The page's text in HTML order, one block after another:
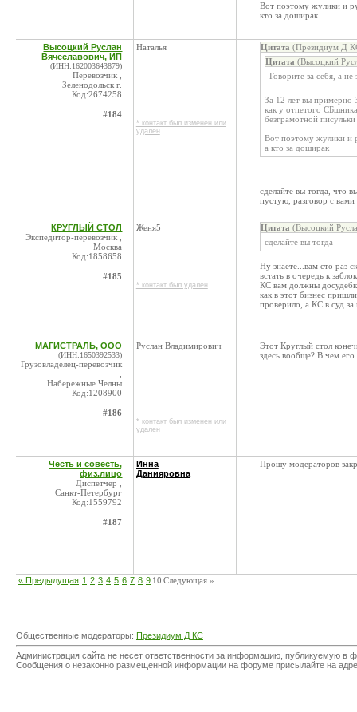
Вот поэтому жулики и
кто за доширак
Высоцкий Руслан
Вячеславович, ИП
(ИНН:162003643879)
Перевозчик ,
Зеленодольск г.
Код:2674258
#184
Наталья
* контакт был изменен или
удален
Цитата (Президиум Д
Цитата (Высоцкий
Говорите за себя, а
За 12 лет вы примерно
как у отпетого
безграмотной
Вот поэтому жулики и
а кто за доширак
сделайте вы тогда, что
пустую, разговор с
КРУГЛЫЙ СТОЛ
Экспедитор-перевозчик ,
Москва
Код:1858658
#185
Женя5
* контакт был удален
Цитата (Высоцкий
сделайте вы тогда
Ну знаете...вам сто раз
встать в очередь к
КС вам должны
как в этот бизнес
проверило, а КС в суд
МАГИСТРАЛЬ, ООО
(ИНН:1650392533)
Грузовладелец-перевозчик
Набережные Челны
Код:1208900
#186
Руслан Владимирович
* контакт был изменен или
удален
Этот Круглый стол
здесь вообще? В чем
Честь и совесть,
физ.лицо
Диспетчер ,
Санкт-Петербург
Код:1559792
#187
Инна
Данияровна
Прошу модераторов
« Предыдущая 1 2 3 4 5 6 7 8 9 10 Следующая »
Общественные модераторы: Президиум Д КС
Администрация сайта не несет ответственности за информацию, публикуемую
Сообщения о незаконно размещенной информации на форуме присылайте на